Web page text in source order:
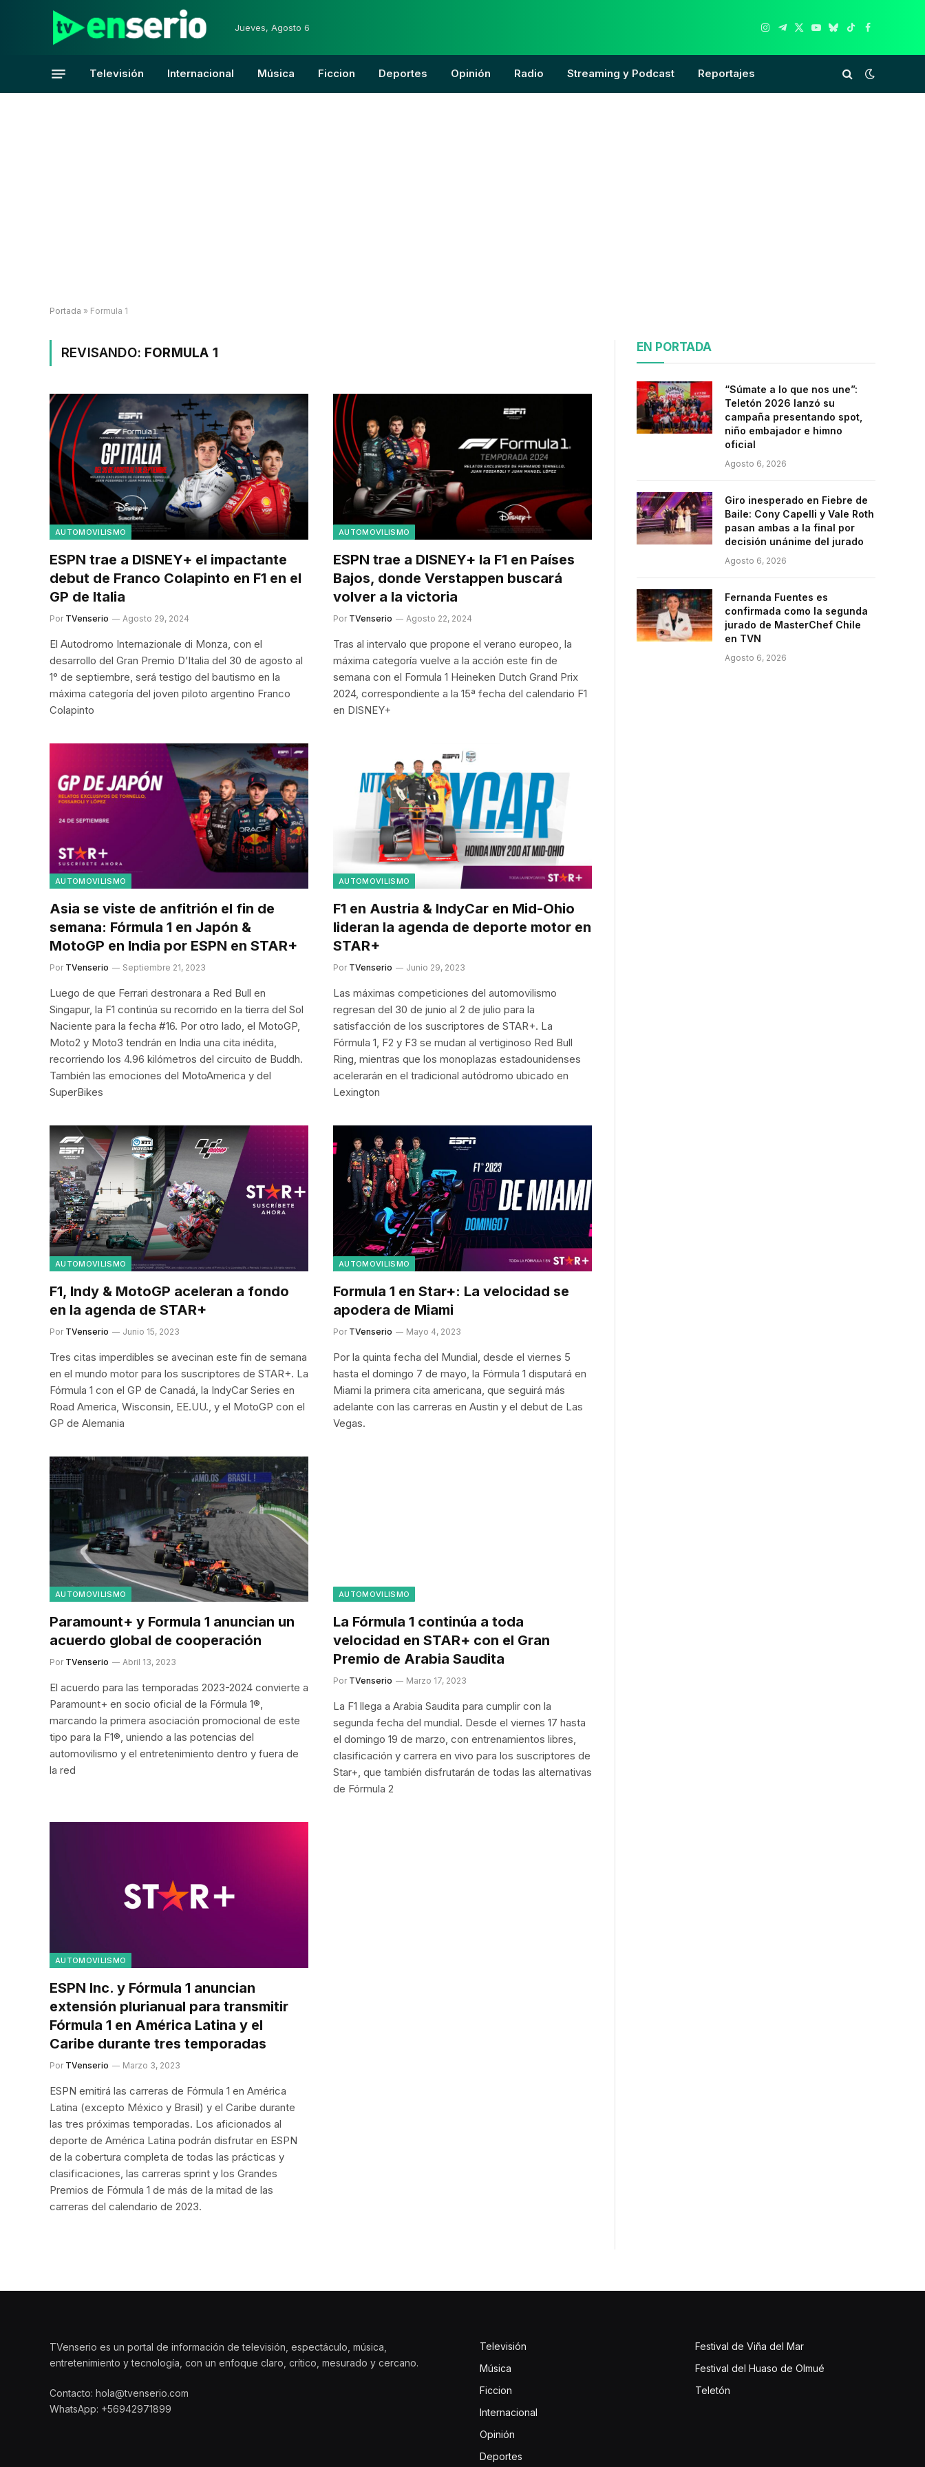
Jueves, Agosto 6
Instagram
Telegram
X
YouTube
Bluesky
TikTokFacebook
Televisión Internacional Música Ficcion Deportes Opinión Radio Streaming y Podcast Reportajes
Portada » Formula 1
REVISANDO: FORMULA 1
AUTOMOVILISMO
ESPN trae a DISNEY+ el impactante
debut de Franco Colapinto en F1 en el
GP de Italia
Por TVenserio Agosto 29, 2024
El Autodromo Internazionale di Monza, con el
desarrollo del Gran Premio D’Italia del 30 de agosto al
1° de septiembre, será testigo del bautismo en la
máxima categoría del joven piloto argentino Franco
Colapinto
AUTOMOVILISMO
ESPN trae a DISNEY+ la F1 en Países
Bajos, donde Verstappen buscará
volver a la victoria
Por TVenserio Agosto 22, 2024
Tras al intervalo que propone el verano europeo, la
máxima categoría vuelve a la acción este fin de
semana con el Formula 1 Heineken Dutch Grand Prix
2024, correspondiente a la 15ª fecha del calendario F1
en DISNEY+
AUTOMOVILISMO
Asia se viste de anfitrión el fin de
semana: Fórmula 1 en Japón &
MotoGP en India por ESPN en STAR+
Por TVenserio Septiembre 21, 2023
Luego de que Ferrari destronara a Red Bull en
Singapur, la F1 continúa su recorrido en la tierra del Sol
Naciente para la fecha #16. Por otro lado, el MotoGP,
Moto2 y Moto3 tendrán en India una cita inédita,
recorriendo los 4.96 kilómetros del circuito de Buddh.
También las emociones del MotoAmerica y del
SuperBikes
AUTOMOVILISMO
F1 en Austria & IndyCar en Mid-Ohio
lideran la agenda de deporte motor en
STAR+
Por TVenserio Junio 29, 2023
Las máximas competiciones del automovilismo
regresan del 30 de junio al 2 de julio para la
satisfacción de los suscriptores de STAR+. La
Fórmula 1, F2 y F3 se mudan al vertiginoso Red Bull
Ring, mientras que los monoplazas estadounidenses
acelerarán en el tradicional autódromo ubicado en
Lexington
AUTOMOVILISMO
F1, Indy & MotoGP aceleran a fondo
en la agenda de STAR+
Por TVenserio Junio 15, 2023
Tres citas imperdibles se avecinan este fin de semana
en el mundo motor para los suscriptores de STAR+. La
Fórmula 1 con el GP de Canadá, la IndyCar Series en
Road America, Wisconsin, EE.UU., y el MotoGP con el
GP de Alemania
AUTOMOVILISMO
Formula 1 en Star+: La velocidad se
apodera de Miami
Por TVenserio Mayo 4, 2023
Por la quinta fecha del Mundial, desde el viernes 5
hasta el domingo 7 de mayo, la Fórmula 1 disputará en
Miami la primera cita americana, que seguirá más
adelante con las carreras en Austin y el debut de Las
Vegas.
AUTOMOVILISMO
Paramount+ y Formula 1 anuncian un
acuerdo global de cooperación
Por TVenserio Abril 13, 2023
El acuerdo para las temporadas 2023-2024 convierte a
Paramount+ en socio oficial de la Fórmula 1®,
marcando la primera asociación promocional de este
tipo para la F1®, uniendo a las potencias del
automovilismo y el entretenimiento dentro y fuera de
la red
AUTOMOVILISMO
La Fórmula 1 continúa a toda
velocidad en STAR+ con el Gran
Premio de Arabia Saudita
Por TVenserio Marzo 17, 2023
La F1 llega a Arabia Saudita para cumplir con la
segunda fecha del mundial. Desde el viernes 17 hasta
el domingo 19 de marzo, con entrenamientos libres,
clasificación y carrera en vivo para los suscriptores de
Star+, que también disfrutarán de todas las alternativas
de Fórmula 2
AUTOMOVILISMO
ESPN Inc. y Fórmula 1 anuncian
extensión plurianual para transmitir
Fórmula 1 en América Latina y el
Caribe durante tres temporadas
Por TVenserio Marzo 3, 2023
ESPN emitirá las carreras de Fórmula 1 en América
Latina (excepto México y Brasil) y el Caribe durante
las tres próximas temporadas. Los aficionados al
deporte de América Latina podrán disfrutar en ESPN
de la cobertura completa de todas las prácticas y
clasificaciones, las carreras sprint y los Grandes
Premios de Fórmula 1 de más de la mitad de las
carreras del calendario de 2023.
EN PORTADA
“Súmate a lo que nos une”:
Teletón 2026 lanzó su
campaña presentando spot,
niño embajador e himno
oficial
Agosto 6, 2026
Giro inesperado en Fiebre de
Baile: Cony Capelli y Vale Roth
pasan ambas a la final por
decisión unánime del jurado
Agosto 6, 2026
Fernanda Fuentes es
confirmada como la segunda
jurado de MasterChef Chile
en TVN
Agosto 6, 2026
TVenserio es un portal de información de televisión, espectáculo, música,
entretenimiento y tecnología, con un enfoque claro, crítico, mesurado y cercano.
Contacto: hola@tvenserio.com
WhatsApp: +56942971899
Televisión
Música
Ficcion
Internacional
Opinión
Deportes
Festival de Viña del Mar
Festival del Huaso de Olmué
Teletón